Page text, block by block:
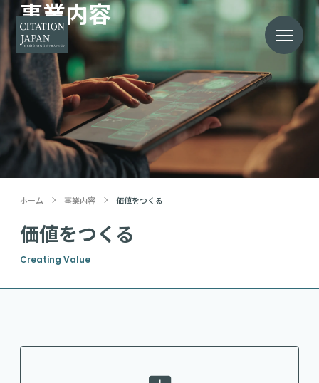
事業内容
Solution
ホーム 事業内容 価値をつくる
価値をつくる
Creating Value